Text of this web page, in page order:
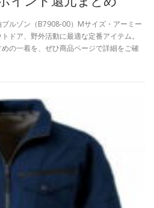
ルゾン（B7908-00）Mサイズ・アーミー
ドア、野外活動に最適な定番アイテム。
の一着を、ぜひ商品ページで詳細をご確